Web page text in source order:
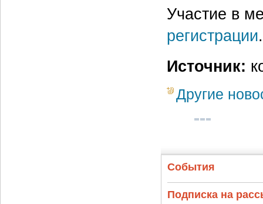
Участие в
регистрации.
Источник:
Другие
События
Подписка на